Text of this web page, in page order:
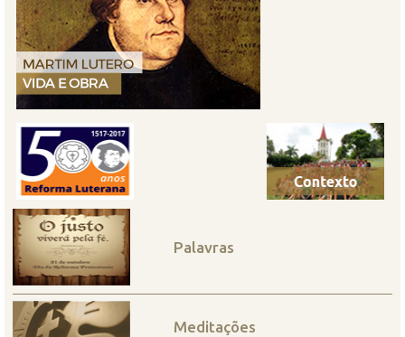
Palavras
Meditações